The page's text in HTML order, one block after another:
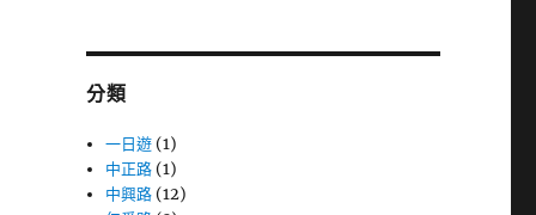
字:
分類
一日遊 (1)
中正路 (1)
中興路 (12)